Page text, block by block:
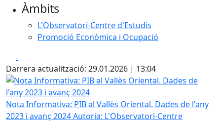
Àmbits
L'Observatori-Centre d'Estudis
Promoció Econòmica i Ocupació
Darrera actualització: 29.01.2026 | 13:04
Nota Informativa: PIB al Vallès Oriental. Dades de l'any
Nota Informativa: PIB al Vallès Oriental. Dades de l'any
2023 i avanç 2024Autoria: L'Observatori-Centre